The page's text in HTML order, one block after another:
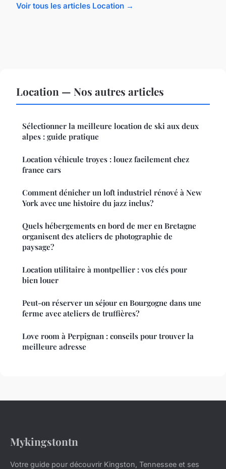
Voir tous les articles Location →
Location — Nos autres articles
Sélectionner la meilleure location de ski aux deux
alpes : guide pratique
Location véhicule troyes : louez facilement chez
france cars
Comment dénicher un loft industriel rénové à New
York avec une histoire du jazz inclus?
Quels hébergements en bord de mer en Bretagne
organisent des ateliers de photographie de
paysage?
Location utilitaire à montpellier : vos clés pour
bien louer
Peut-on réserver un séjour en Bourgogne dans une
ferme avec ateliers de truffières?
Love room à Perpignan : conseils pour trouver la
meilleure adresse
Mykingstontn
Votre guide pour découvrir Kingston, Tennessee et ses